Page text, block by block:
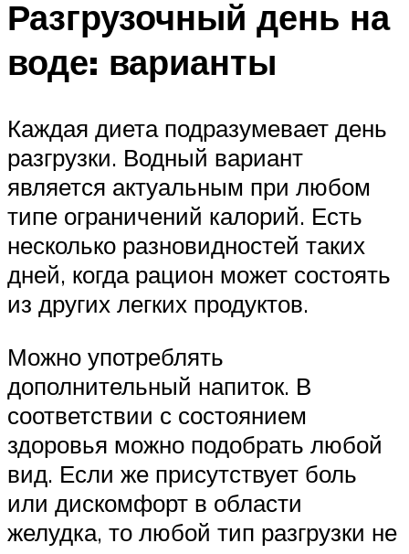
Разгрузочный день на
воде: варианты
Каждая диета подразумевает день
разгрузки. Водный вариант
является актуальным при любом
типе ограничений калорий. Есть
несколько разновидностей таких
дней, когда рацион может состоять
из других легких продуктов.
Можно употреблять
дополнительный напиток. В
соответствии с состоянием
здоровья можно подобрать любой
вид. Если же присутствует боль
или дискомфорт в области
желудка, то любой тип разгрузки не